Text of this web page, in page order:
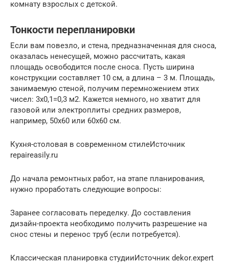
комнату взрослых с детской.
Тонкости перепланировки
Если вам повезло, и стена, предназначенная для сноса,
оказалась ненесущей, можно рассчитать, какая
площадь освободится после сноса. Пусть ширина
конструкции составляет 10 см, а длина – 3 м. Площадь,
занимаемую стеной, получим перемножением этих
чисел: 3х0,1=0,3 м2. Кажется немного, но хватит для
газовой или электроплиты средних размеров,
например, 50х60 или 60х60 см.
Кухня-столовая в современном стилеИсточник
repaireasily.ru
До начала ремонтных работ, на этапе планирования,
нужно проработать следующие вопросы:
Заранее согласовать переделку. До составления
дизайн-проекта необходимо получить разрешение на
снос стены и перенос труб (если потребуется).
Классическая планировка студииИсточник dekor.expert